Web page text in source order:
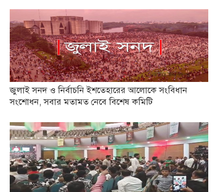
জুলাই সনদ ও নির্বাচনি ইশতেহারের আলোকে সংবিধান
সংশোধন, সবার মতামত নেবে বিশেষ কমিটি